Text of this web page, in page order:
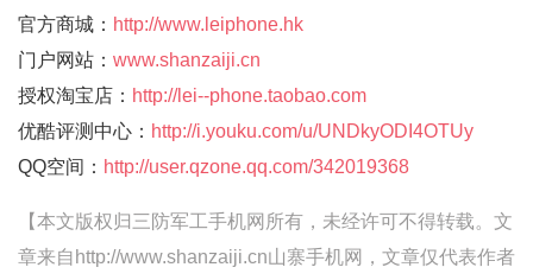
官方商城： http://www.leiphone.hk
门户网站： www.shanzaiji.cn
授权淘宝店： http://lei--phone.taobao.com
优酷评测中心： http://i.youku.com/u/UNDkyODI4OTUy
QQ空间： http://user.qzone.qq.com/342019368
【本文版权归三防军工手机网所有，未经许可不得转载。文
章来自http://www.shanzaiji.cn山寨手机网，文章仅代表作者